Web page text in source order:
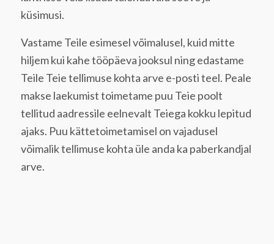
küsimusi.
Vastame Teile esimesel võimalusel, kuid mitte
hiljem kui kahe tööpäeva jooksul ning edastame
Teile Teie tellimuse kohta arve e-posti teel. Peale
makse laekumist toimetame puu Teie poolt
tellitud aadressile eelnevalt Teiega kokku lepitud
ajaks. Puu kättetoimetamisel on vajadusel
võimalik tellimuse kohta üle anda ka paberkandjal
arve.